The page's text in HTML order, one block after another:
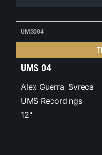
UMS004
UMS 04
Alex Guerra, Svreca
UMS Recordings
12"